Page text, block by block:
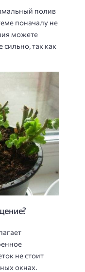
полив
поначалу не
можете
так как
не стоит
окнах.